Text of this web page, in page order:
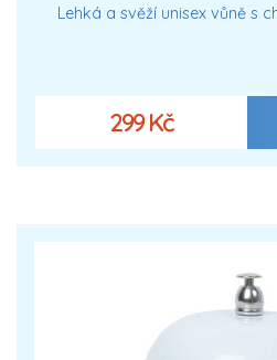
Lehká a svěží unisex vůně s
299 Kč